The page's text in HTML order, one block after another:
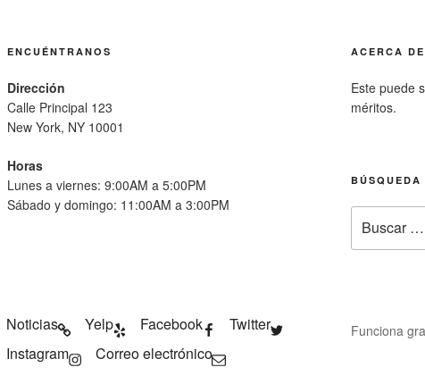
ENCUÉNTRANOS
Dirección
Calle Principal 123
New York, NY 10001
Horas
Lunes a viernes: 9:00AM a 5:00PM
Sábado y domingo: 11:00AM a 3:00PM
ACERCA
Este puede
méritos.
BÚSQUEDA
por:
Noticias Yelp Facebook
Twitter
Instagram
Correo electrónico
Funciona